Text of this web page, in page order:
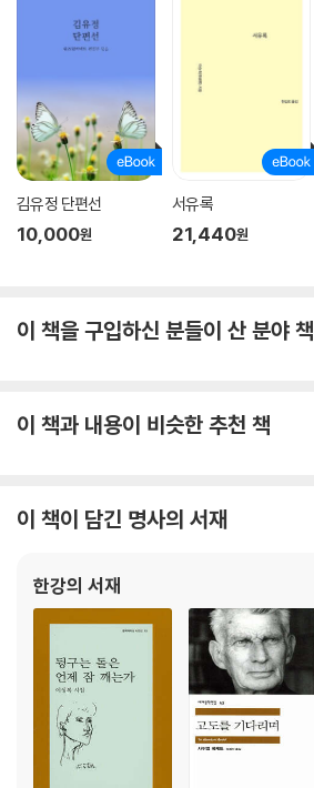
김유정 단편선
10,000원
서유록
21,440원
이 책을 구입하신 분들이 산 분야 책
이 책과 내용이 비슷한 추천 책
이 책이 담긴 명사의 서재
한강의 서재